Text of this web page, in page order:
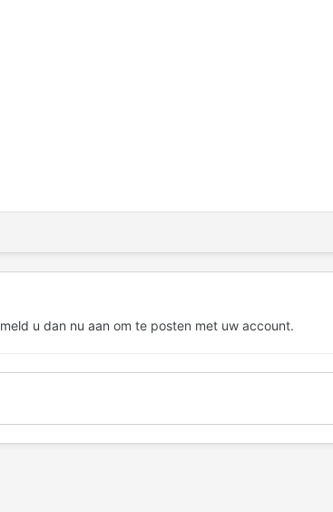
meld u dan nu aan om te posten met uw account.